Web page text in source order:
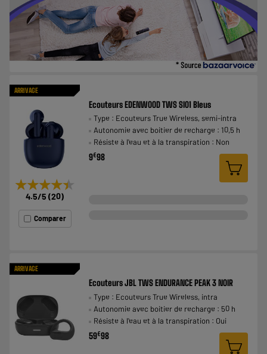
ARRIVAGE
★★★★★
★★★★★
4.5/5 (20)
Comparer
Ecouteurs EDENWOOD TWS SI01 Bleus
Type : Ecouteurs True Wireless, semi-intra
Autonomie avec boitier de recharge : 10,5 h
Résiste à l'eau et à la transpiration : Non
9€98
ARRIVAGE
Ecouteurs JBL TWS ENDURANCE PEAK 3 NOIR
Type : Ecouteurs True Wireless, intra
Autonomie avec boitier de recharge : 50 h
Résiste à l'eau et à la transpiration : Oui
59€98